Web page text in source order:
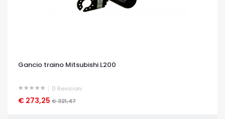
Gancio traino Mitsubishi L200
0 Revisioni
€ 273,25 € 321,47
OCCHIATA VELOCE